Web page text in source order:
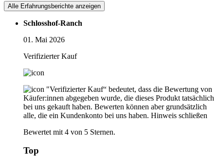
Alle Erfahrungsberichte anzeigen
Schlosshof-Ranch
01. Mai 2026
Verifizierter Kauf
"Verifizierter Kauf“ bedeutet, dass die Bewertung von
Käufer:innen abgegeben wurde, die dieses Produkt tatsächlich
bei uns gekauft haben. Bewerten können aber grundsätzlich
alle, die ein Kundenkonto bei uns haben. Hinweis schließen
Bewertet mit 4 von 5 Sternen.
Top